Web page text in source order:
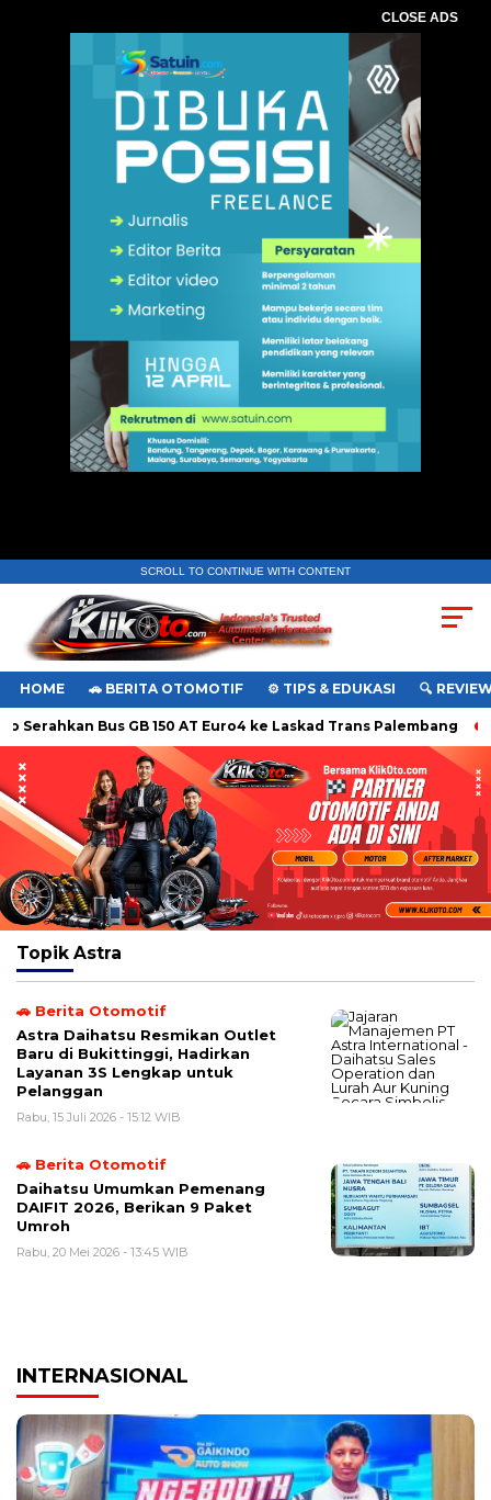
CLOSE ADS
SCROLL TO CONTINUE WITH CONTENT
HOME 🚗 BERITA OTOMOTIF ⚙️ TIPS & EDUKASI 🔍
Bus GB 150 AT Euro4 ke Laskad Trans Palembang
Topik Astra
🚗 Berita Otomotif
Astra Daihatsu Resmikan Outlet
Baru di Bukittinggi, Hadirkan
Layanan 3S Lengkap untuk
Pelanggan
Rabu, 15 Juli 2026 - 15:12 WIB
🚗 Berita Otomotif
Daihatsu Umumkan Pemenang
DAIFIT 2026, Berikan 9 Paket
Umroh
Rabu, 20 Mei 2026 - 13:45 WIB
INTERNASIONAL